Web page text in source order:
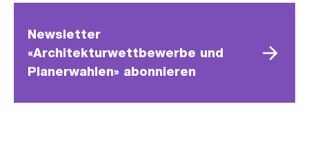
Newsletter
«Architekturwettbewerbe und
Planerwahlen» abonnieren